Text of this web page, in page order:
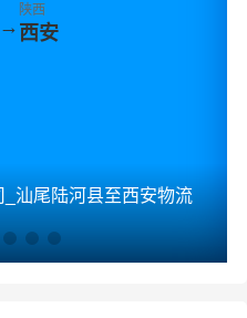
→
陕西
西安
汕尾陆河县至西安物流